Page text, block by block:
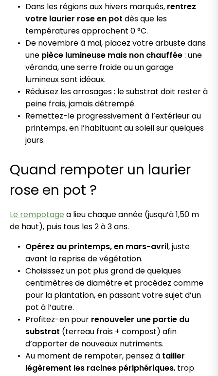
Dans les régions aux hivers marqués, rentrez
votre laurier rose en pot dès que les
températures approchent 0 °C.
De novembre à mai, placez votre arbuste dans
une pièce lumineuse mais non chauffée: une
véranda, une serre froide ou un garage
lumineux sont idéaux.
Réduisez les arrosages : le substrat doit rester à
peine frais, jamais détrempé.
Remettez-le progressivement à l’extérieur au
printemps, en l’habituant au soleil sur quelques
jours.
Quand rempoter un laurier
rose en pot ?
Le rempotage a lieu chaque année (jusqu’à 1,50 m
de haut), puis tous les 2 à 3 ans.
Opérez au printemps, en mars-avril, juste
avant la reprise de végétation.
Choisissez un pot plus grand de quelques
centimètres de diamètre et procédez comme
pour la plantation, en passant votre sujet d’un
pot à l’autre.
Profitez-en pour renouveler une partie du
substrat (terreau frais + compost) afin
d’apporter de nouveaux nutriments.
Au moment de rempoter, pensez à tailler
légèrement les racines périphériques, trop